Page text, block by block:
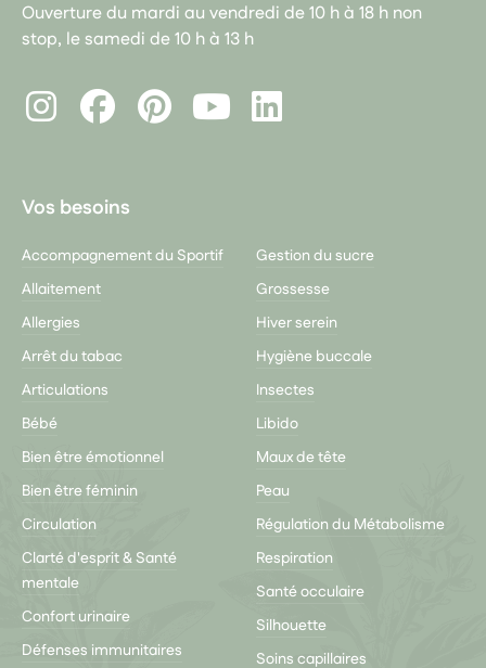
Ouverture du mardi au vendredi de 10 h à 18 h non
stop, le samedi de 10 h à 13 h
InstagramFacebookPinterest
LinkedIn
Vos besoins
Accompagnement du Sportif
Allaitement
Allergies
Arrêt du tabac
Articulations
Bébé
Bien être émotionnel
Bien être féminin
Circulation
Clarté d'esprit & Santé
mentale
Confort urinaire
Défenses immunitaires
Gestion du sucre
Grossesse
Hiver serein
Hygiène buccale
Insectes
Libido
Maux de tête
Peau
Régulation du Métabolisme
Respiration
Santé occulaire
Silhouette
Soins capillaires